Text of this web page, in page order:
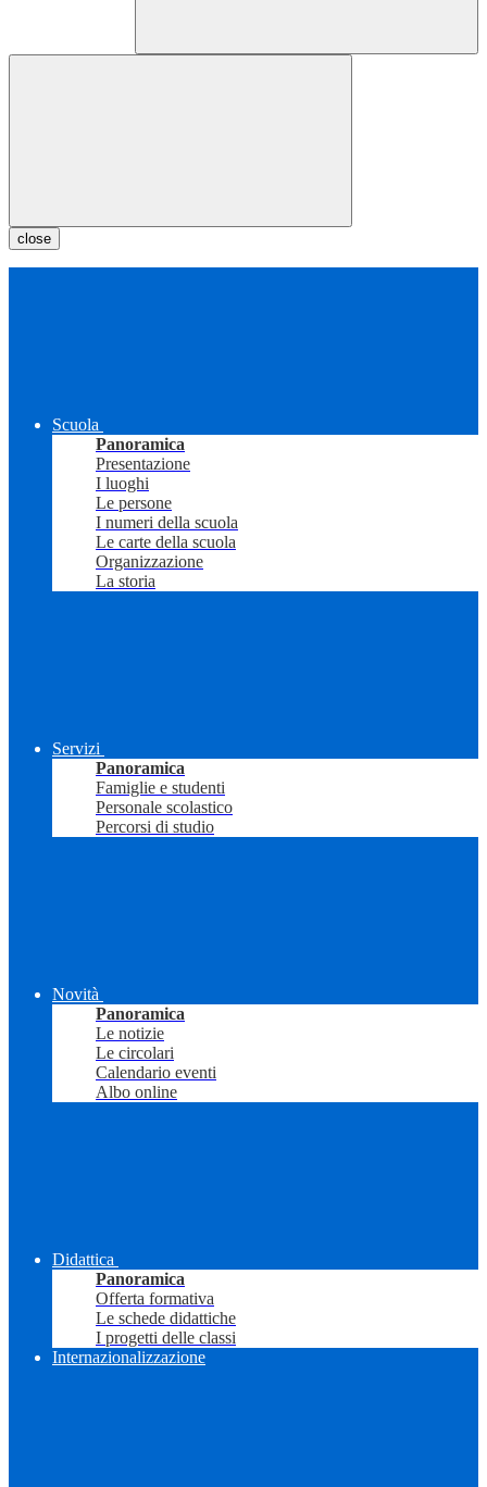
close
Scuola
Panoramica
Presentazione
I luoghi
Le persone
I numeri della scuola
Le carte della scuola
Organizzazione
La storia
Servizi
Panoramica
Famiglie e studenti
Personale scolastico
Percorsi di studio
Novità
Panoramica
Le notizie
Le circolari
Calendario eventi
Albo online
Didattica
Panoramica
Offerta formativa
Le schede didattiche
I progetti delle classi
Internazionalizzazione